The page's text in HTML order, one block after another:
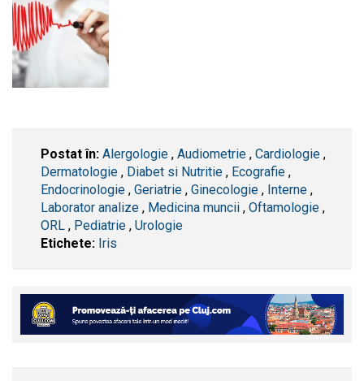
Postat în: Alergologie , Audiometrie , Cardiologie ,
Dermatologie , Diabet si Nutritie , Ecografie ,
Endocrinologie , Geriatrie , Ginecologie , Interne ,
Laborator analize , Medicina muncii , Oftamologie ,
ORL , Pediatrie , Urologie
Etichete: Iris